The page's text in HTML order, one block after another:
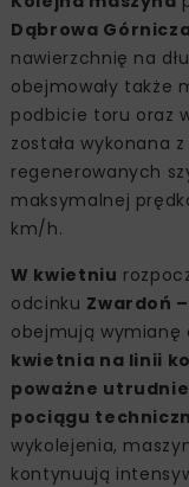
Dąbrowa
nawierzchnię na
obejmowały także
podbicie toru oraz
została wykonana
regenerowanych
maksymalnej
km/h.
W kwietniu
odcinku Zwardoń
obejmują wymianę
kwietnia na linii
poważne
pociągu
wykolejenia,
kontynuują